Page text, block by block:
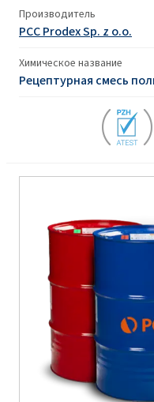
Производитель
PCC Prodex Sp. z o.o.
Химическое название
Рецептурная смесь